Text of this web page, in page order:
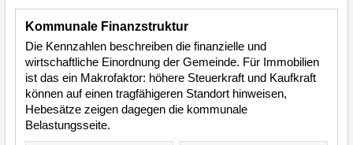
Kommunale Finanzstruktur
Die Kennzahlen beschreiben die finanzielle und
wirtschaftliche Einordnung der Gemeinde. Für Immobilien
ist das ein Makrofaktor: höhere Steuerkraft und Kaufkraft
können auf einen tragfähigeren Standort hinweisen,
Hebesätze zeigen dagegen die kommunale
Belastungsseite.